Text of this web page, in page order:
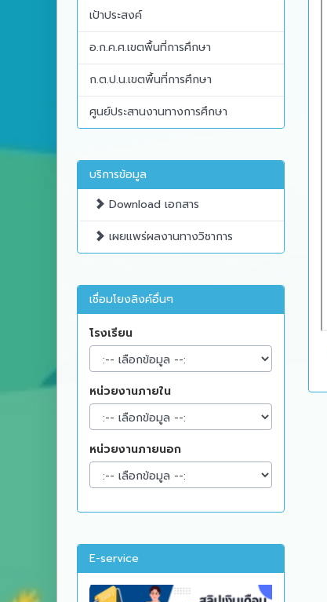
เป้าประสงค์
อ.ก.ค.ศ.เขตพื้นที่การศึกษา
ก.ต.ป.น.เขตพื้นที่การศึกษา
ศูนย์ประสานงานทางการศึกษา
บริการข้อมูล
Download เอกสาร
เผยแพร่ผลงานทางวิชาการ
เชื่อมโยงลิงค์อื่นๆ
โรงเรียน
หน่วยงานภายใน
หน่วยงานภายนอก
E-service